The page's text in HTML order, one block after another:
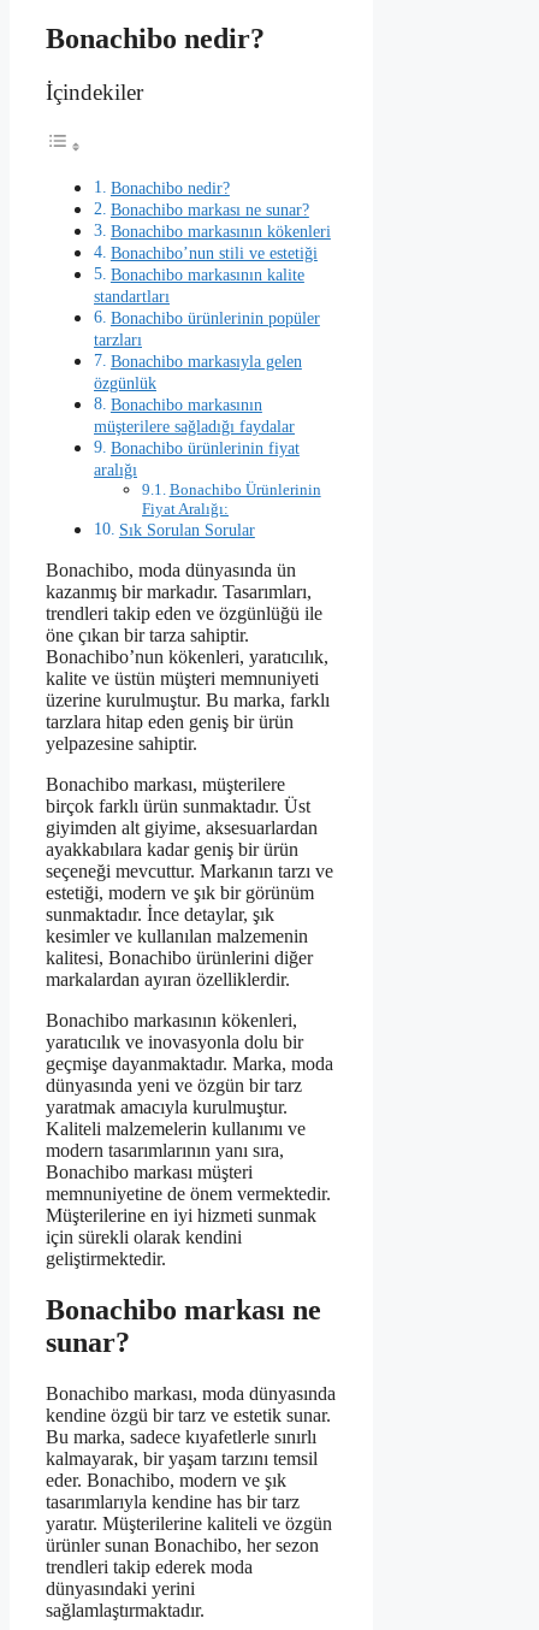
Bonachibo nedir?
İçindekiler
Bonachibo nedir?
Bonachibo markası ne sunar?
Bonachibo markasının kökenleri
Bonachibo’nun stili ve estetiği
Bonachibo markasının kalite
standartları
Bonachibo ürünlerinin popüler
tarzları
Bonachibo markasıyla gelen
özgünlük
Bonachibo markasının
müşterilere sağladığı faydalar
Bonachibo ürünlerinin fiyat
aralığı
Bonachibo Ürünlerinin
Fiyat Aralığı:
Sık Sorulan Sorular
Bonachibo, moda dünyasında ün
kazanmış bir markadır. Tasarımları,
trendleri takip eden ve özgünlüğü ile
öne çıkan bir tarza sahiptir.
Bonachibo’nun kökenleri, yaratıcılık,
kalite ve üstün müşteri memnuniyeti
üzerine kurulmuştur. Bu marka, farklı
tarzlara hitap eden geniş bir ürün
yelpazesine sahiptir.
Bonachibo markası, müşterilere
birçok farklı ürün sunmaktadır. Üst
giyimden alt giyime, aksesuarlardan
ayakkabılara kadar geniş bir ürün
seçeneği mevcuttur. Markanın tarzı ve
estetiği, modern ve şık bir görünüm
sunmaktadır. İnce detaylar, şık
kesimler ve kullanılan malzemenin
kalitesi, Bonachibo ürünlerini diğer
markalardan ayıran özelliklerdir.
Bonachibo markasının kökenleri,
yaratıcılık ve inovasyonla dolu bir
geçmişe dayanmaktadır. Marka, moda
dünyasında yeni ve özgün bir tarz
yaratmak amacıyla kurulmuştur.
Kaliteli malzemelerin kullanımı ve
modern tasarımlarının yanı sıra,
Bonachibo markası müşteri
memnuniyetine de önem vermektedir.
Müşterilerine en iyi hizmeti sunmak
için sürekli olarak kendini
geliştirmektedir.
Bonachibo markası ne
sunar?
Bonachibo markası, moda dünyasında
kendine özgü bir tarz ve estetik sunar.
Bu marka, sadece kıyafetlerle sınırlı
kalmayarak, bir yaşam tarzını temsil
eder. Bonachibo, modern ve şık
tasarımlarıyla kendine has bir tarz
yaratır. Müşterilerine kaliteli ve özgün
ürünler sunan Bonachibo, her sezon
trendleri takip ederek moda
dünyasındaki yerini
sağlamlaştırmaktadır.